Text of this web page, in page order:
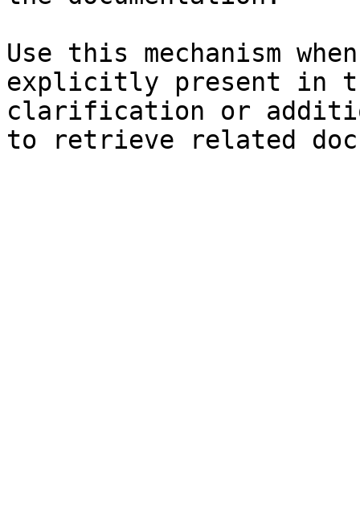
Use this mechanism
explicitly present in
clarification or